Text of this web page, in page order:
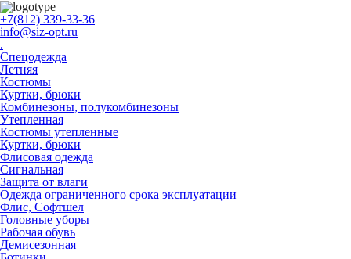
+7(812) 339-33-36
info@siz-opt.ru
.
Спецодежда
Летняя
Костюмы
Куртки, брюки
Комбинезоны, полукомбинезоны
Утепленная
Костюмы утепленные
Куртки, брюки
Флисовая одежда
Сигнальная
Защита от влаги
Одежда ограниченного срока эксплуатации
Флиc, Софтшел
Головные уборы
Рабочая обувь
Демисезонная